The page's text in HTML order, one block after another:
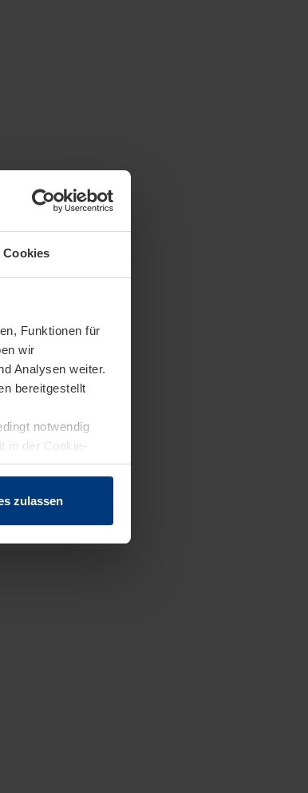
Cookies
Funktionen für
wir
Analysen weiter.
bereitgestellt
notwendig
in der Cookie-
zulassen